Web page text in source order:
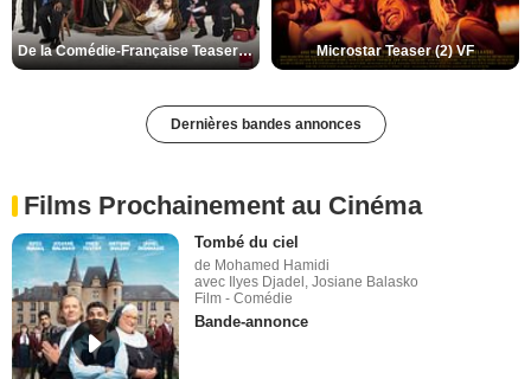
De la Comédie-Française Teaser (3) VF Microstar Teaser (2) VF
Dernières bandes annonces
Films Prochainement au Cinéma
Tombé du ciel
de Mohamed Hamidi
avec Ilyes Djadel, Josiane Balasko
Film - Comédie
Bande-annonce